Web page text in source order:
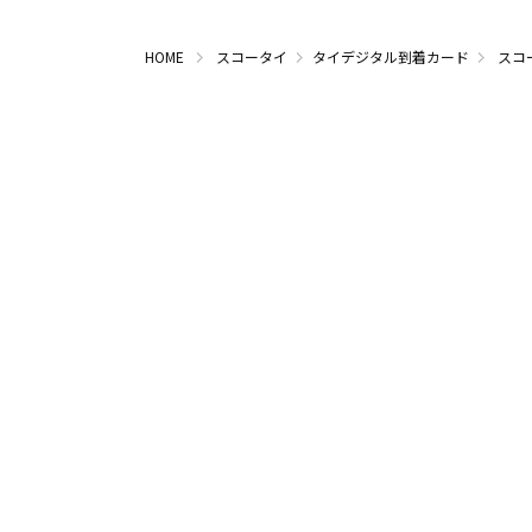
HOME スコータイ タイデジタル到着カード スコ